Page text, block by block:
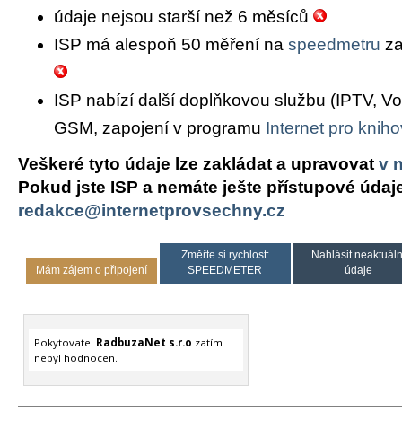
údaje nejsou starší než 6 měsíců
ISP má alespoň 50 měření na speedmetru
ISP nabízí další doplňkovou službu (IPTV,
GSM, zapojení v programu Internet pro
Veškeré tyto údaje lze zakládat a upravovat v
Pokud jste ISP a nemáte ješte přístupové
redakce@internetprovsechny.cz
Mám zájem o připojení
Změřte si rychlost:
SPEEDMETER
Nahlásit
údaje
Pokytovatel RadbuzaNet s.r.o zatím
nebyl hodnocen.